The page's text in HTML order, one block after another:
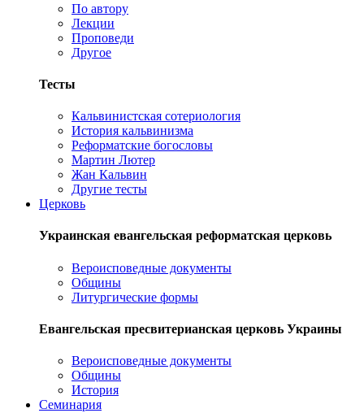
По автору
Лекции
Проповеди
Другое
Тесты
Кальвинистская сотериология
История кальвинизма
Реформатские богословы
Мартин Лютер
Жан Кальвин
Другие тесты
Церковь
Украинская евангельская реформатская церковь
Вероисповедные документы
Общины
Литургические формы
Евангельская пресвитерианская церковь Украины
Вероисповедные документы
Общины
История
Семинария